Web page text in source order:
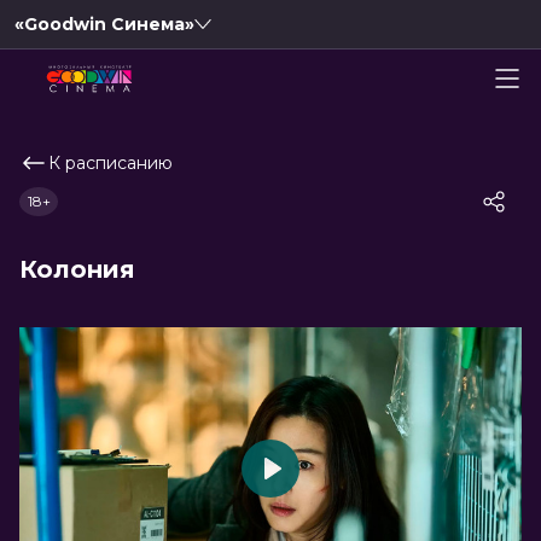
«Goodwin Синема»
К расписанию
Колония
18+
Play